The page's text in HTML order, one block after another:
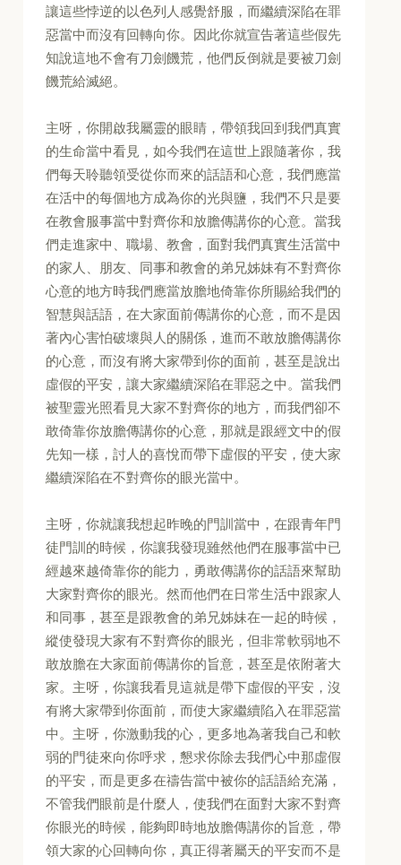
讓這些悖逆的以色列人感覺舒服，而繼續深陷在罪
惡當中而沒有回轉向你。因此你就宣告著這些假先
知說這地不會有刀劍饑荒，他們反倒就是要被刀劍
饑荒給滅絕。
主呀，你開啟我屬靈的眼睛，帶領我回到我們真實
的生命當中看見，如今我們在這世上跟隨著你，我
們每天聆聽領受從你而來的話語和心意，我們應當
在活中的每個地方成為你的光與鹽，我們不只是要
在教會服事當中對齊你和放膽傳講你的心意。當我
們走進家中、職場、教會，面對我們真實生活當中
的家人、朋友、同事和教會的弟兄姊妹有不對齊你
心意的地方時我們應當放膽地倚靠你所賜給我們的
智慧與話語，在大家面前傳講你的心意，而不是因
著內心害怕破壞與人的關係，進而不敢放膽傳講你
的心意，而沒有將大家帶到你的面前，甚至是說出
虛假的平安，讓大家繼續深陷在罪惡之中。當我們
被聖靈光照看見大家不對齊你的地方，而我們卻不
敢倚靠你放膽傳講你的心意，那就是跟經文中的假
先知一樣，討人的喜悅而帶下虛假的平安，使大家
繼續深陷在不對齊你的眼光當中。
主呀，你就讓我想起昨晚的門訓當中，在跟青年門
徒門訓的時候，你讓我發現雖然他們在服事當中已
經越來越倚靠你的能力，勇敢傳講你的話語來幫助
大家對齊你的眼光。然而他們在日常生活中跟家人
和同事，甚至是跟教會的弟兄姊妹在一起的時候，
縱使發現大家有不對齊你的眼光，但非常軟弱地不
敢放膽在大家面前傳講你的旨意，甚至是依附著大
家。主呀，你讓我看見這就是帶下虛假的平安，沒
有將大家帶到你面前，而使大家繼續陷入在罪惡當
中。主呀，你激動我的心，更多地為著我自己和軟
弱的門徒來向你呼求，懇求你除去我們心中那虛假
的平安，而是更多在禱告當中被你的話語給充滿，
不管我們眼前是什麼人，使我們在面對大家不對齊
你眼光的時候，能夠即時地放膽傳講你的旨意，帶
領大家的心回轉向你，真正得著屬天的平安而不是